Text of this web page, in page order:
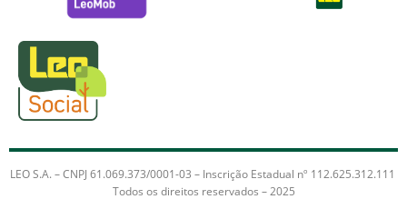
LEO S.A. – CNPJ 61.069.373/0001-03 – Inscrição Estadual nº 112.625.312.111
Todos os direitos reservados – 2025